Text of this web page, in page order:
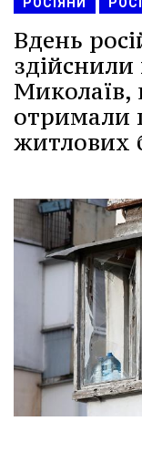
Вдень
Миколаїв,
отримали
житлових